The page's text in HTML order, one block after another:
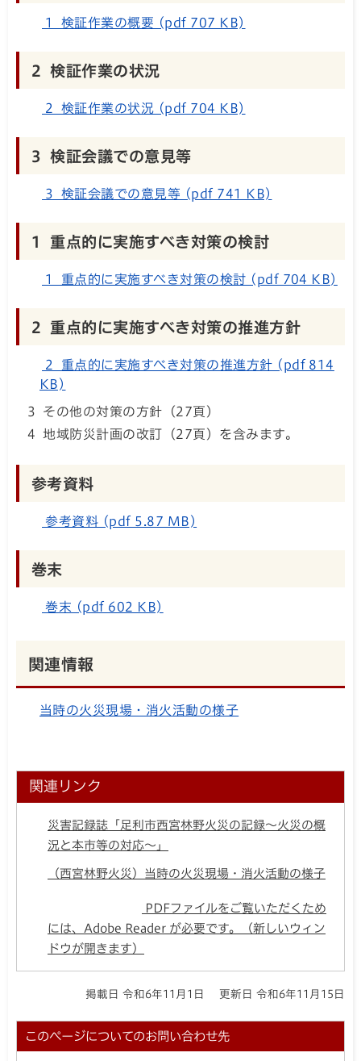
1 検証作業の概要 (pdf 707 KB)
2 検証作業の状況
2 検証作業の状況 (pdf 704 KB)
3 検証会議での意見等
3 検証会議での意見等 (pdf 741 KB)
1 重点的に実施すべき対策の検討
1 重点的に実施すべき対策の検討 (pdf 704 KB)
2 重点的に実施すべき対策の推進方針
2 重点的に実施すべき対策の推進方針 (pdf 814
KB)
3 その他の対策の方針（27頁）
4 地域防災計画の改訂（27頁）を含みます。
参考資料
参考資料 (pdf 5.87 MB)
巻末
巻末 (pdf 602 KB)
関連情報
当時の火災現場・消火活動の様子
関連リンク
災害記録誌「足利市西宮林野火災の記録～火災の概
況と本市等の対応～」
（西宮林野火災）当時の火災現場・消火活動の様子
PDFファイルをご覧いただくため
には、Adobe Reader が必要です。（新しいウィン
ドウが開きます）
掲載日 令和6年11月1日 更新日 令和6年11月15日
このページについてのお問い合わせ先